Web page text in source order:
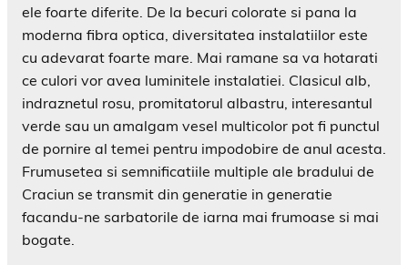
ele foarte diferite. De la becuri colorate si pana la
moderna fibra optica, diversitatea instalatiilor este
cu adevarat foarte mare. Mai ramane sa va hotarati
ce culori vor avea luminitele instalatiei. Clasicul alb,
indraznetul rosu, promitatorul albastru, interesantul
verde sau un amalgam vesel multicolor pot fi punctul
de pornire al temei pentru impodobire de anul acesta.
Frumusetea si semnificatiile multiple ale bradului de
Craciun se transmit din generatie in generatie
facandu-ne sarbatorile de iarna mai frumoase si mai
bogate.